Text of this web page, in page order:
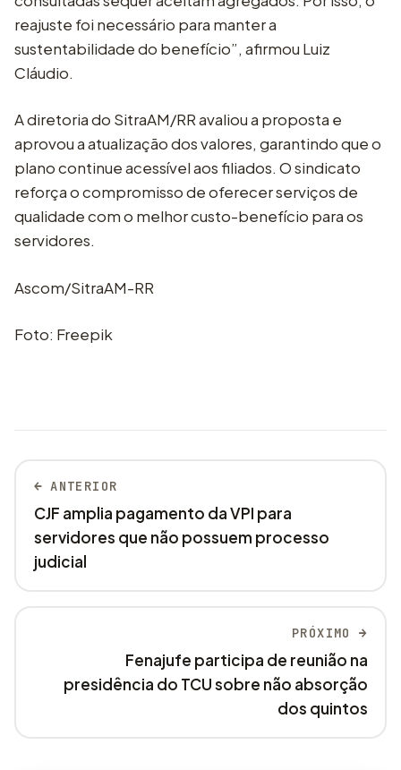
reajuste foi necessário para manter a
sustentabilidade do benefício”, afirmou Luiz
Cláudio.
A diretoria do SitraAM/RR avaliou a proposta e
aprovou a atualização dos valores, garantindo que o
plano continue acessível aos filiados. O sindicato
reforça o compromisso de oferecer serviços de
qualidade com o melhor custo-benefício para os
servidores.
Ascom/SitraAM-RR
Foto: Freepik
← ANTERIOR
CJF amplia pagamento da VPI para
servidores que não possuem processo
judicial
PRÓXIMO →
Fenajufe participa de reunião na
presidência do TCU sobre não absorção
dos quintos